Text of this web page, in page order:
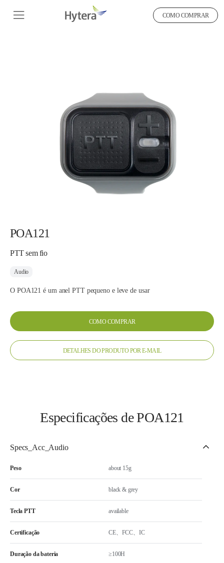
COMO COMPRAR
POA121
PTT sem fio
Audio
O POA121 é um anel PTT pequeno e leve de usar
COMO COMPRAR
DETALHES DO PRODUTO POR E-MAIL
Especificações de POA121
Specs_Acc_Audio
Peso about 15g
Cor black & grey
Tecla PTT available
Certificação CE、FCC、IC
Duração da bateria ≥100H